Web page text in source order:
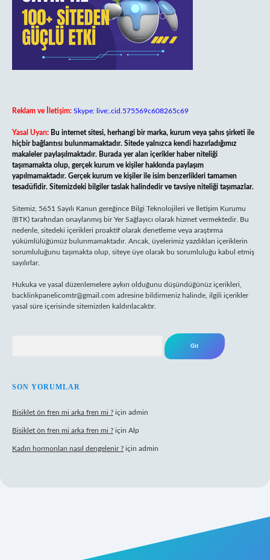
Reklam ve İletişim: Skype: live:.cid.575569c608265c69
Yasal Uyarı: Bu internet sitesi, herhangi bir marka, kurum veya şahıs şirketi ile
hiçbir bağlantısı bulunmamaktadır. Sitede yalnızca kendi hazırladığımız
makaleler paylaşılmaktadır. Burada yer alan içerikler haber niteliği
taşımamakta olup, gerçek kurum ve kişiler hakkında paylaşım
yapılmamaktadır. Gerçek kurum ve kişiler ile isim benzerlikleri tamamen
tesadüfidir. Sitemizdeki bilgiler taslak halindedir ve tavsiye niteliği taşımazlar.
Sitemiz, 5651 Sayılı Kanun gereğince Bilgi Teknolojileri ve İletişim Kurumu
(BTK) tarafından onaylanmış bir Yer Sağlayıcı olarak hizmet vermektedir. Bu
nedenle, sitedeki içerikleri proaktif olarak denetleme veya araştırma
yükümlülüğümüz bulunmamaktadır. Ancak, üyelerimiz yazdıkları içeriklerin
sorumluluğunu taşımakta olup, siteye üye olarak bu sorumluluğu kabul etmiş
sayılırlar.
Hukuka ve yasal düzenlemelere aykırı olduğunu düşündüğünüz içerikleri,
backlinkpanelicomtr@gmail.com adresine bildirmeniz halinde, ilgili içerikler
yasal süre içerisinde sitemizden kaldırılacaktır.
SON YORUMLAR
Bisiklet ön fren mi arka fren mi ? için admin
Bisiklet ön fren mi arka fren mi ? için Alp
Kadın hormonları nasıl dengelenir ? için admin